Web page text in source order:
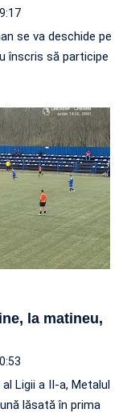
se va deschide pe
înscris să participe
la matineu,
Ligii a II-a, Metalul
lăsată în prima